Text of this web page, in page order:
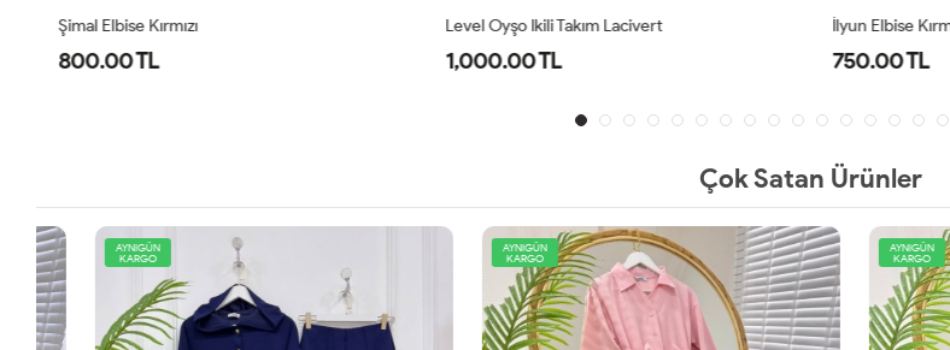
Şimal Elbise Kırmızı
800.00 TL
Level Oyşo Ikili Takım Lacivert
1,000.00 TL
İlyun Elbise
750.00 TL
Çok Satan Ürünler